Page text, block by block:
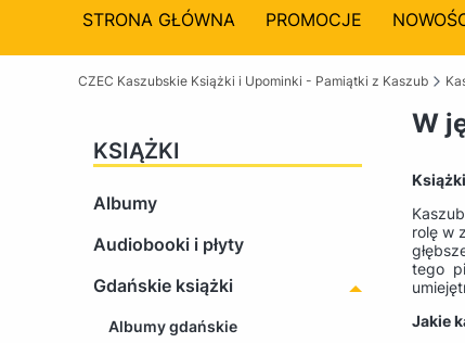
STRONA GŁÓWNA PROMOCJE
CZEC Kaszubskie Książki i Upominki - Pamiątki z Kaszub
KSIĄŻKI
Albumy
Audiobooki i płyty
Gdańskie książki
Albumy gdańskie
W
rolę w
tego
Jakie